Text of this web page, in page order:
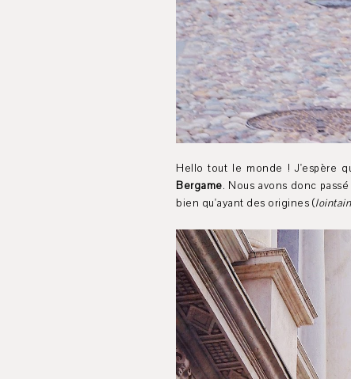
Hello tout le monde ! J'espère
Bergame. Nous avons donc
bien qu'ayant des origines (